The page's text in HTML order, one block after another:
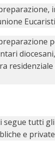
residenziale
segue tutti
e